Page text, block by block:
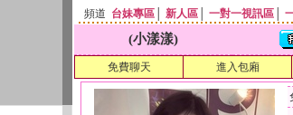
頻道 台妹專區 新人區 一對一視訊區
(小漾漾)
免費聊天 進入包廂